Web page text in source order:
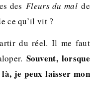
desFleurs du mal de
ce qu’il vit ?
du réel. Il me faut
Souvent, lorsque
je peux laisser mon